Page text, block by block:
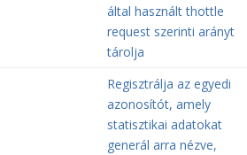
által használt thottle
request szerinti arányt
tárolja
Regisztrálja az egyedi
azonosítót, amely
statisztikai adatokat
generál arra nézve,